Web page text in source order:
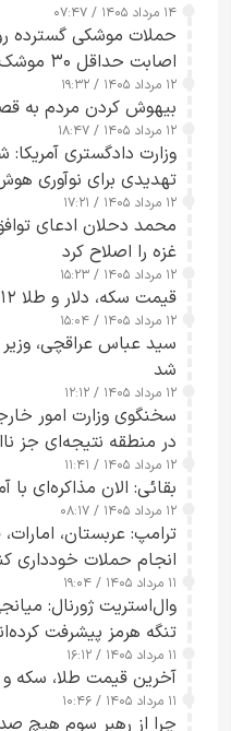
۱۴ مرداد ۱۴۰۵ / ۰۷:۴۷
حملات موشکی گسترده
اصابت حداقل ۳۰ موشک بالستیک+ ویدیو
۱۲ مرداد ۱۴۰۵ / ۱۹:۳۲
بیهوش کردن مردم به
۱۲ مرداد ۱۴۰۵ / ۱۸:۴۷
تهدیدی برای نوآوری
۱۲ مرداد ۱۴۰۵ / ۱۷:۲۱
محمد دحلان ادعای
غزه را اصلاح کرد
۱۲ مرداد ۱۴۰۵ / ۱۵:۲۳
قیمت سکه، دلار و طلا ۱۲ مرداد+ جدول
۱۲ مرداد ۱۴۰۵ / ۱۵:۰۴
سید عباس عراقچی، وزیر
شد
۱۲ مرداد ۱۴۰۵ / ۱۲:۱۲
سخنگوی وزارت امور
در منطقه نتیجه‌ای جز
۱۲ مرداد ۱۴۰۵ / ۱۱:۴۱
بقائی: الان مذاکره‌ای با
۱۲ مرداد ۱۴۰۵ / ۰۸:۱۷
ترامپ: عربستان،
انجام حملات خودداری
۱۱ مرداد ۱۴۰۵ / ۱۹:۰۴
وال‌استریت ژورنال:
تنگه هرمز پیشرفت
۱۱ مرداد ۱۴۰۵ / ۱۶:۱۲
آخرین قیمت طلا، سکه و ارز
۱۱ مرداد ۱۴۰۵ / ۱۰:۴۶
چرا از رهبر سوم هیچ